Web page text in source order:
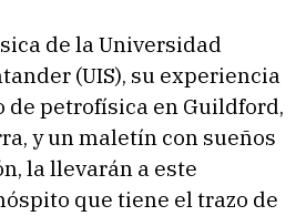
de la Universidad
(UIS), su experiencia
de petrofísica en Guildford,
y un maletín con sueños
la llevarán a este
que tiene el trazo de